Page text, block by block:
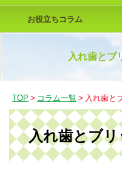
お役立ちコラム
入れ歯とブ
TOP > コラム一覧 > 入れ歯と
入れ歯とブ